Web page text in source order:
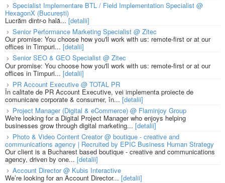
Specialist Implementare BTL / Field Implementation Specialist @
HexagonX (București)
Lucrăm dintr-o hală... [detalii]
Senior Performance Marketing Specialist @ Zitec
Our promise: You choose how you'll work with us: remote-first or at our
offices in Timpuri... [detalii]
Senior SEO & GEO Specialist @ Zitec
Our promise: You choose how you'll work with us: remote-first or at our
offices in Timpuri... [detalii]
PR Account Executive @ TOTAL PR
În calitate de PR Account Executive, vei implementa proiecte de
comunicare corporate & consumer, în... [detalii]
Project Manager (Digital & eCommerce) @ Flaminjoy Group
We're looking for a Digital Project Manager who enjoys helping
businesses grow through digital marketing... [detalii]
Photo & Video Content Creator @ boutique - creative and
communications agency | Recruited by EPIC Business Human Strategy
Our client is a Bucharest based boutique - creative and communications
agency, driven by one... [detalii]
Account Director @ Kubis Interactive
We’re looking for an Account Director... [detalii]